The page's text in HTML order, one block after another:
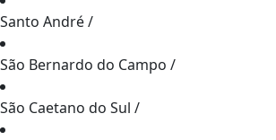
Santo André/
São Bernardo do Campo /
São Caetano do Sul /